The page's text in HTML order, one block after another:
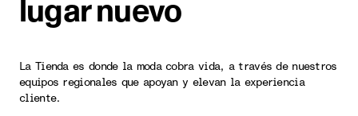
lugar nuevo
La Tienda es donde la moda cobra vida, a través de nuestros
equipos regionales que apoyan y elevan la experiencia
cliente.